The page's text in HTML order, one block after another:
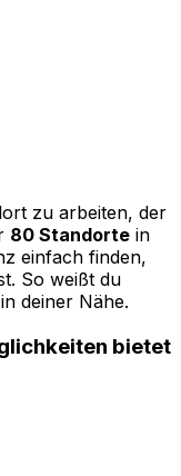
zu arbeiten, der
80 Standorte in
einfach finden,
So weißt du
deiner Nähe.
bietet